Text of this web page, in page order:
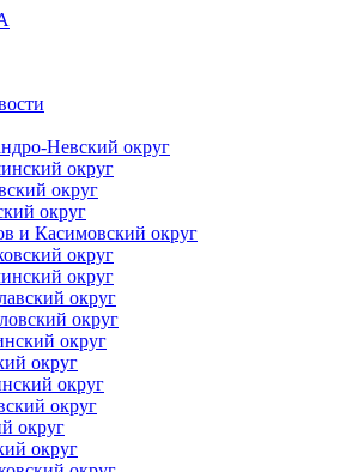
Невский округ
округ
округ
округ
и Касимовский округ
округ
округ
округ
округ
округ
округ
округ
округ
округ
округ